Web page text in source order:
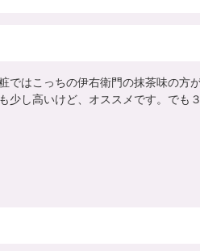
ではこっちの伊右衛門の抹茶味の方
少し高いけど、オススメです。でも